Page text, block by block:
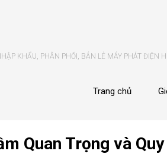
KHẨU, PHÂN PHỐI, BÁN LẺ MÁY PHÁT
Trang chủ
Quan Trọng và